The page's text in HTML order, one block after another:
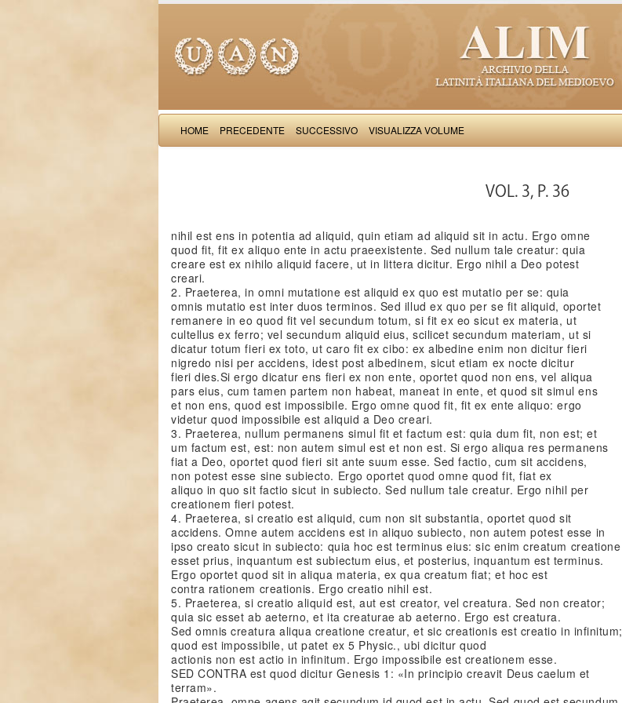
HOME PRECEDENTE SUCCESSIVO VISUALIZZA VOLUME
VOL. 3, P. 36
nihil est ens in potentia ad aliquid, quin etiam ad aliquid sit in actu. Ergo omne
quod fit, fit ex aliquo ente in actu praeexistente. Sed nullum tale creatur: quia
creare est ex nihilo aliquid facere, ut in littera dicitur. Ergo nihil a Deo potest
creari.
2. Praeterea, in omni mutatione est aliquid ex quo est mutatio per se: quia
omnis mutatio est inter duos terminos. Sed illud ex quo per se fit aliquid, oportet
remanere in eo quod fit vel secundum totum, si fit ex eo sicut ex materia, ut
cultellus ex ferro; vel secundum aliquid eius, scilicet secundum materiam, ut si
dicatur totum fieri ex toto, ut caro fit ex cibo: ex albedine enim non dicitur fieri
nigredo nisi per accidens, idest post albedinem, sicut etiam ex nocte dicitur
fieri dies.Si ergo dicatur ens fieri ex non ente, oportet quod non ens, vel aliqua
pars eius, cum tamen partem non habeat, maneat in ente, et quod sit simul ens
et non ens, quod est impossibile. Ergo omne quod fit, fit ex ente aliquo: ergo
videtur quod impossibile est aliquid a Deo creari.
3. Praeterea, nullum permanens simul fit et factum est: quia dum fit, non est; et
um factum est, est: non autem simul est et non est. Si ergo aliqua res permanens
fiat a Deo, oportet quod fieri sit ante suum esse. Sed factio, cum sit accidens,
non potest esse sine subiecto. Ergo oportet quod omne quod fit, fiat ex
aliquo in quo sit factio sicut in subiecto. Sed nullum tale creatur. Ergo nihil per
creationem fieri potest.
4. Praeterea, si creatio est aliquid, cum non sit substantia, oportet quod sit
accidens. Omne autem accidens est in aliquo subiecto, non autem potest esse in
ipso creato sicut in subiecto: quia hoc est terminus eius: sic enim creatum creatione
esset prius, inquantum est subiectum eius, et posterius, inquantum est terminus.
Ergo oportet quod sit in aliqua materia, ex qua creatum fiat; et hoc est
contra rationem creationis. Ergo creatio nihil est.
5. Praeterea, si creatio aliquid est, aut est creator, vel creatura. Sed non creator;
quia sic esset ab aeterno, et ita creaturae ab aeterno. Ergo est creatura.
Sed omnis creatura aliqua creatione creatur, et sic creationis est creatio in infinitum;
quod est impossibile, ut patet ex 5 Physic., ubi dicitur quod
actionis non est actio in infinitum. Ergo impossibile est creationem esse.
SED CONTRA est quod dicitur Genesis 1: «In principio creavit Deus caelum et
terram».